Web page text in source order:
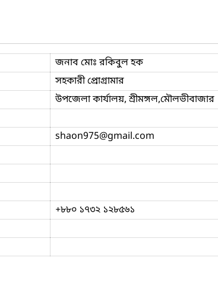
জনাব মোঃ রকিবুল হক
সহকারী প্রোগ্রামার
উপজেলা কার্যালয়, শ্রীমঙ্গল,মৌলভীবাজার
shaon975@gmail.com
+৮৮০ ১৭৩২ ১২৮৫৬১